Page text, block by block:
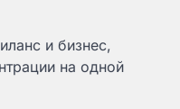
и бизнес,
на одной